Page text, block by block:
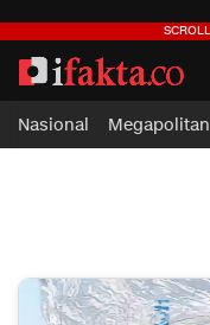
ifakta.co
#pastibenar
Nasional Megapolitan